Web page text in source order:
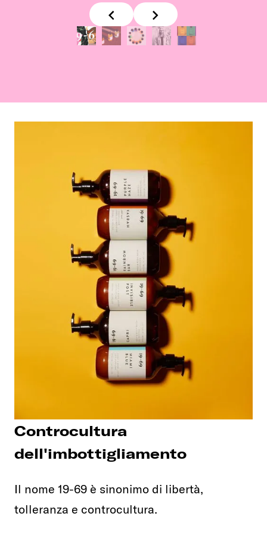
Controcultura
dell'imbottigliamento
Il nome 19-69 è sinonimo di libertà,
tolleranza e controcultura.